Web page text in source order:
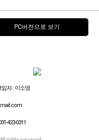
PC버전으로 보기
자 : 이소영
423-0311